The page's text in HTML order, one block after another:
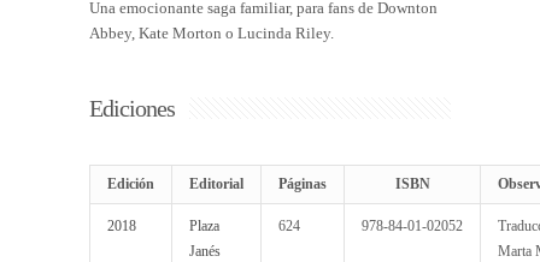
Una emocionante saga familiar, para fans de Downton
Abbey, Kate Morton o Lucinda Riley.
Ediciones
Edición Editorial Páginas ISBN
2018
Plaza
Janés
624 978-84-01-02052
Marta